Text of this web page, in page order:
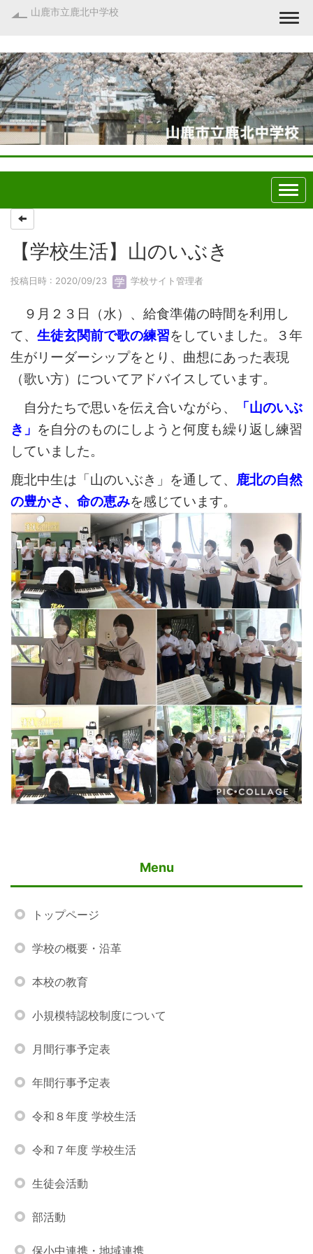
山鹿市立鹿北中学校
【学校生活】山のいぶき
投稿日時 : 2020/09/23 学校サイト管理者
９月２３日（水）、給食準備の時間を利用し
て、 生徒玄関前で歌の練習をしていました。３年
生がリーダーシップをとり、曲想にあった表現
（歌い方）についてアドバイスしています。
自分たちで思いを伝え合いながら、
「山のいぶ
き」 を自分のものにしようと何度も繰り返し練習
していました。
鹿北中生は「山のいぶき」を通して、 鹿北の自然
の豊かさ、命の恵みを感じています。
Menu
トップページ
学校の概要・沿革
本校の教育
小規模特認校制度について
月間行事予定表
年間行事予定表
令和８年度 学校生活
令和７年度 学校生活
生徒会活動
部活動
保小中連携・地域連携